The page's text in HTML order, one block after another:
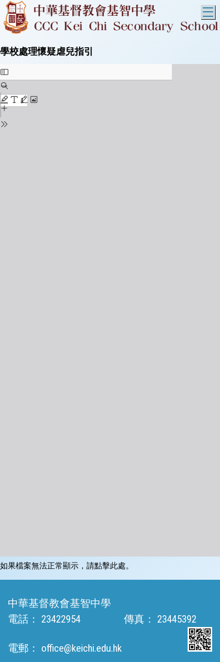
學校處理懷疑虐兒指引
如果檔案無法正常顯示，請點擊此處。
中華基督教會基智中學
電話：
23422954 傳真： 23445392
電郵： office@keichi.edu.hk